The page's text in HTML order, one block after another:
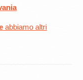
abbiamo altri